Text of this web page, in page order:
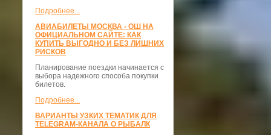
Подробнее...
АВИАБИЛЕТЫ МОСКВА - ОШ НА
ОФИЦИАЛЬНОМ САЙТЕ: КАК
КУПИТЬ ВЫГОДНО И БЕЗ ЛИШНИХ
РИСКОВ
Планирование поездки начинается с
выбора надежного способа покупки
билетов.
Подробнее...
ВАРИАНТЫ УЗКИХ ТЕМАТИК ДЛЯ
TELEGRAM-КАНАЛА О РЫБАЛК